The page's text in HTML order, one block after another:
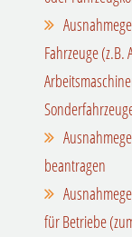
Fahrzeuge
beantragen
für Betriebe